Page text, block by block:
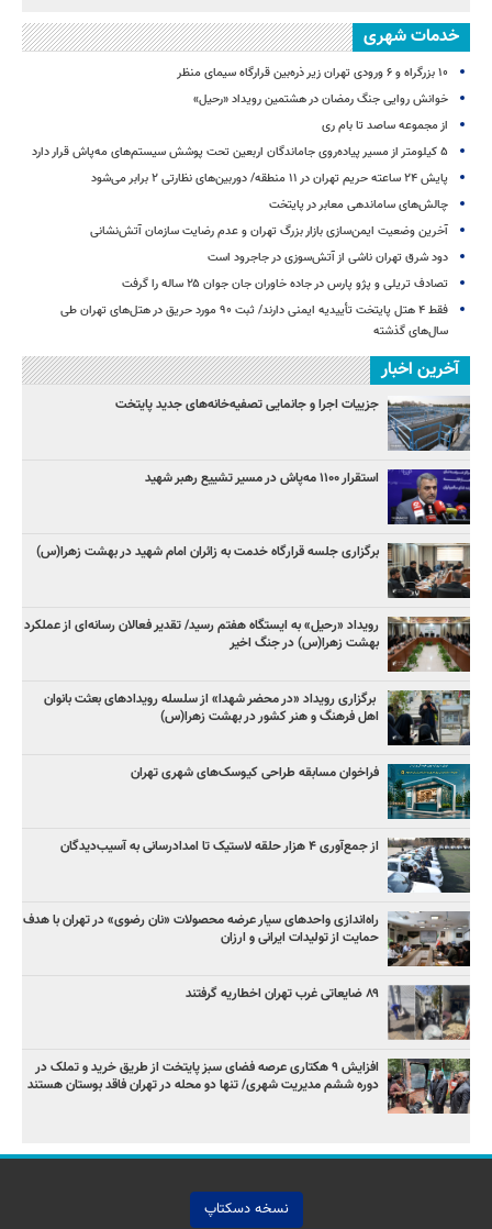
خدمات شهری
۱۰ بزرگراه و ۶ ورودی تهران زیر ذره‌بین قرارگاه سیمای منظر
خوانش روایی جنگ رمضان در هشتمین رویداد «رحیل»
از مجموعه ساصد تا بام ری
۵ کیلومتر از مسیر پیاده‌روی جاماندگان اربعین تحت پوشش سیستم‌های مه‌پاش قرار دارد
پایش ۲۴ ساعته حریم تهران در ۱۱ منطقه/ دوربین‌های نظارتی ۲ برابر می‌شود
چالش‌های ساماندهی معابر در پایتخت
آخرین وضعیت ایمن‌سازی بازار بزرگ تهران و عدم رضایت سازمان آتش‌نشانی
دود شرق تهران ناشی از آتش‌سوزی در جاجرود است
تصادف تریلی و پژو پارس در جاده خاوران جان جوان ۲۵ ساله را گرفت
فقط ۴ هتل پایتخت تأییدیه ایمنی دارند/ ثبت ۹۰ مورد حریق در هتل‌های تهران طی
سال‌های گذشته
آخرین اخبار
جزییات اجرا و جانمایی تصفیه‌خانه‌های جدید پایتخت
استقرار ۱۱۰۰ مه‌پاش در مسیر تشییع رهبر شهید
برگزاری جلسه قرارگاه خدمت به زائران امام شهید در بهشت زهرا(س)
رویداد «رحیل» به ایستگاه هفتم رسید/ تقدیر فعالان رسانه‌ای از عملکرد
بهشت زهرا(س) در جنگ اخیر
برگزاری رویداد «در محضر شهدا» از سلسله رویدادهای بعثت بانوان
اهل فرهنگ و هنر کشور در بهشت زهرا(س)
فراخوان مسابقه طراحی کیوسک‌های شهری تهران
از جمع‌آوری ۴ هزار حلقه لاستیک تا امدادرسانی به آسیب‌دیدگان
راه‌اندازی واحدهای سیار عرضه محصولات «نان رضوی» در تهران با هدف
حمایت از تولیدات ایرانی و ارزان
۸۹ ضایعاتی غرب تهران اخطاریه گرفتند
افزایش ۹ هکتاری عرصه فضای سبز پایتخت از طریق خرید و تملک در
دوره ششم مدیریت شهری/ تنها دو محله در تهران فاقد بوستان هستند
نسخه دسکتاپ